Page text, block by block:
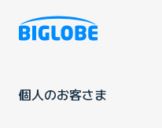
個人のお客さま